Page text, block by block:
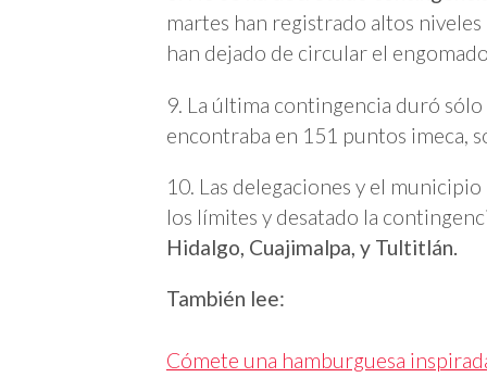
martes han registrado altos
han dejado de circular el
9. La última contingencia duró
encontraba en 151 puntos imeca,
10. Las delegaciones y el
los límites y desatado la
Hidalgo, Cuajimalpa, y Tultitlán.
También lee:
Cómete una hamburguesa